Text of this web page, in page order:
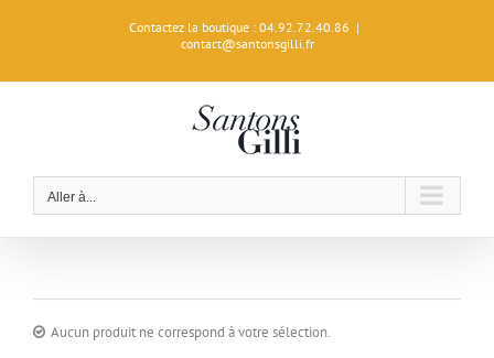
Contactez la boutique : 04.92.72.40.86 |
contact@santonsgilli.fr
Aller à...
Aucun produit ne correspond à votre sélection.